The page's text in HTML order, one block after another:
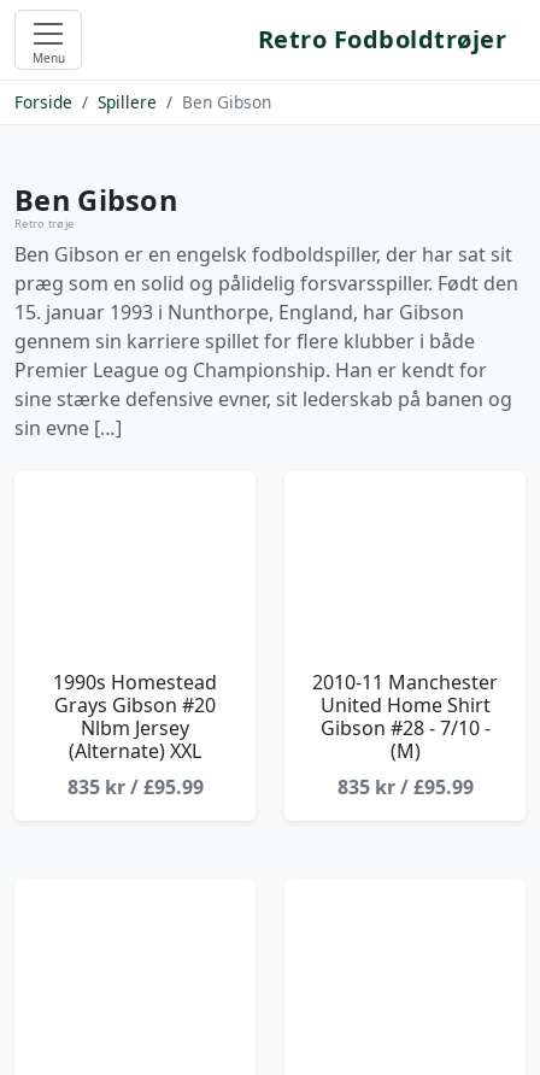
Menu
Retro Fodboldtrøjer
Forside Spillere Ben Gibson
Ben Gibson
Retro trøje
Ben Gibson er en engelsk fodboldspiller, der har sat sit
præg som en solid og pålidelig forsvarsspiller. Født den
15. januar 1993 i Nunthorpe, England, har Gibson
gennem sin karriere spillet for flere klubber i både
Premier League og Championship. Han er kendt for
sine stærke defensive evner, sit lederskab på banen og
sin evne […]
1990s Homestead
Grays Gibson #20
Nlbm Jersey
(Alternate) XXL
835 kr / £95.99
2010-11 Manchester
United Home Shirt
Gibson #28 - 7/10 -
(M)
835 kr / £95.99